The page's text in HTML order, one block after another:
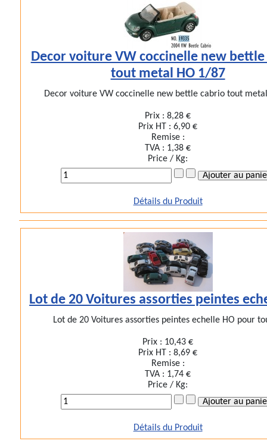
Decor voiture VW coccinelle new
tout metal HO 1/87
Decor voiture VW coccinelle new bettle cabrio tout
Prix :8,28 €
Prix HT :6,90 €
Remise :
TVA : 1,38 €
Price / Kg:
Détails du Produit
Lot de 20 Voitures assorties peintes
Lot de 20 Voitures assorties peintes echelle HO pour
Prix : 10,43 €
Prix HT :8,69 €
Remise :
TVA : 1,74 €
Price / Kg:
Détails du Produit